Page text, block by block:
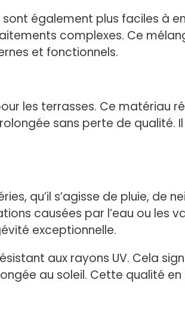
également plus faciles à
complexes. Ce
et fonctionnels.
les terrasses. Ce matériau
sans perte de qualité.
qu’il s’agisse de pluie, de
causées par l’eau ou les
exceptionnelle.
aux rayons UV. Cela
au soleil. Cette qualité